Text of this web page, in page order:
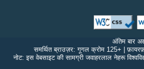
अंतिम बार
समर्थित ब्राउज़र: गूगल क्रोम 125+ |
नोट: इस वेबसाइट की सामग्री जवाहरलाल नेहरू